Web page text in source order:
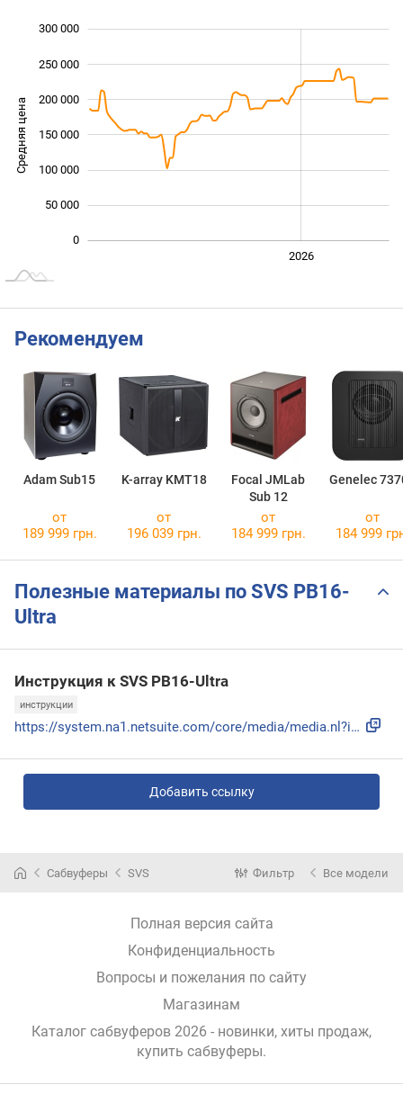
Средняя цена 100 000
0
50 000
100 000
150 000
200 000
250 000
300 000
2026
Рекомендуем
Adam Sub15 K-array KMT18
Focal JMLab
Sub 12
Genelec
от
189 999 грн.
от
196 039 грн.
от
184 999 грн.
от
184 999
Полезные материалы по SVS PB16-
Ultra
Инструкция к SVS PB16-Ultra
инструкции
https://system.na1.netsuite.com/core/media/media.nl?id=1336...
Добавить ссылку
Сабвуферы SVS Фильтр Все модели
Полная версия сайта
Конфиденциальность
Вопросы и пожелания по сайту
Магазинам
Каталог сабвуферов 2026 - новинки, хиты продаж,
купить сабвуферы.